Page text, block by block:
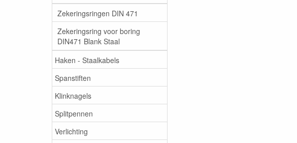
Zekeringsringen DIN 471
Zekeringsring voor boring
DIN471 Blank Staal
Haken - Staalkabels
Spanstiften
Klinknagels
Splitpennen
Verlichting